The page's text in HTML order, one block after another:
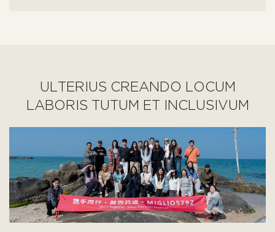
ULTERIUS CREANDO LOCUM
LABORIS TUTUM ET INCLUSIVUM